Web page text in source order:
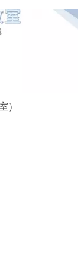
）